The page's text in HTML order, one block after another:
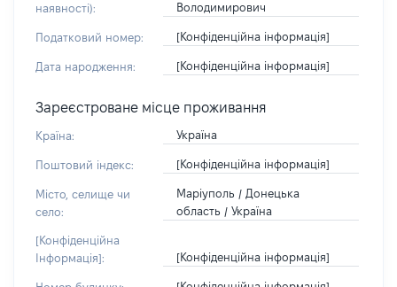
наявності):
Володимирович
Податковий номер: [Конфіденційна інформація]
Дата народження: [Конфіденційна інформація]
Зареєстроване місце проживання
Країна: Україна
Поштовий індекс: [Конфіденційна інформація]
Місто, селище чи
село:
Маріуполь / Донецька
область / Україна
[Конфіденційна
Інформація]:
[Конфіденційна інформація]